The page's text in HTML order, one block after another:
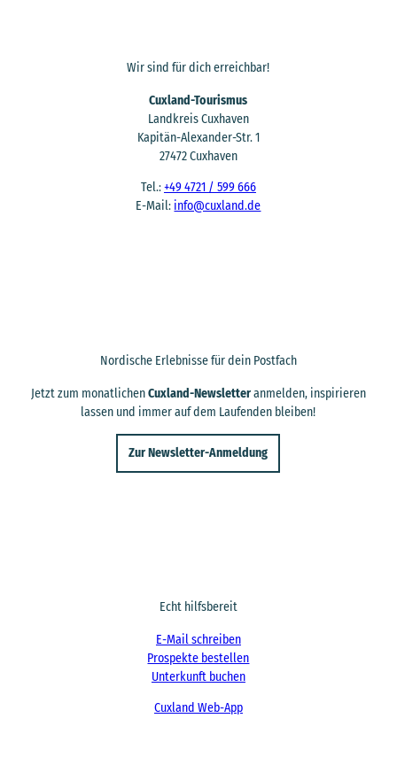
Wir sind für dich erreichbar!
Cuxland-Tourismus
Landkreis Cuxhaven
Kapitän-Alexander-Str. 1
27472 Cuxhaven
Tel.:+49 4721 / 599 666
E-Mail: info@cuxland.de
Nordische Erlebnisse für dein Postfach
Jetzt zum monatlichenCuxland-Newsletteranmelden, inspirieren
lassen und immer auf dem Laufenden bleiben!
Zur Newsletter-Anmeldung
Echt hilfsbereit
E-Mail schreiben
Prospekte bestellen
Unterkunft buchen
Cuxland Web-App